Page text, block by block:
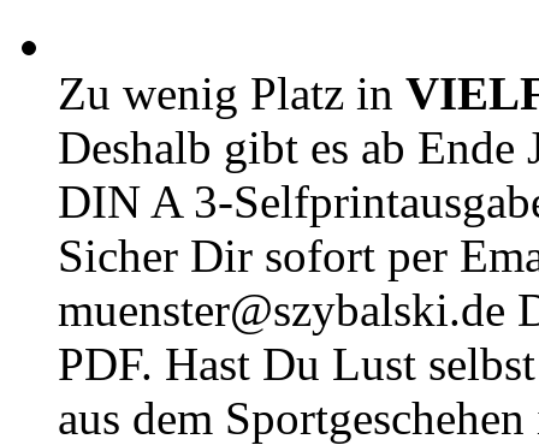
Zu wenig Platz in
Deshalb gibt es ab Ende
DIN A 3-
Sicher Dir sofort per
muenster@szybalski.de
PDF. Hast Du Lust
aus dem